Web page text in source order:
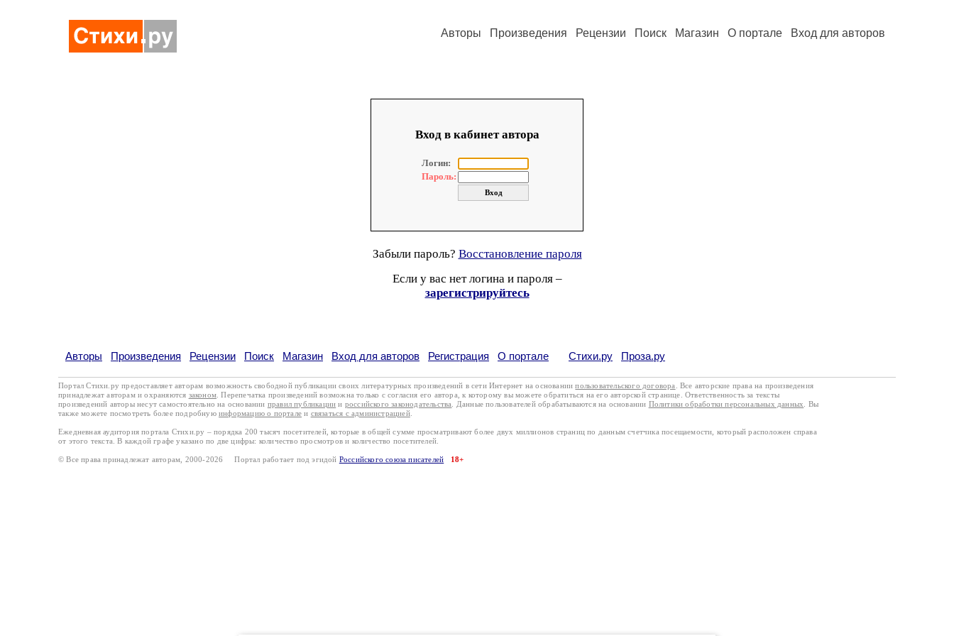
Авторы Произведения Рецензии Поиск Магазин О портале Вход для авторов
Вход в кабинет автора
Логин:
Пароль:
Забыли пароль? Восстановление пароля
Если у вас нет логина и пароля –
зарегистрируйтесь
Авторы Произведения Рецензии Поиск Магазин Вход для авторов Регистрация О портале Стихи.ру Проза.ру
Портал Стихи.ру предоставляет авторам возможность свободной публикации своих литературных произведений в сети Интернет на основаниипользовательского договора
. Все авторские права на произведения
принадлежат авторам и охраняются законом . Перепечатка произведений возможна только с согласия его автора, к которому вы можете обратиться на его авторской странице. Ответственность за тексты
произведений авторы несут самостоятельно на основании правил публикации и российского законодательства . Данные пользователей обрабатываются на основании Политики обработки персональных данных
. Вы
также можете посмотреть более подробную информацию о портале и связаться с администрацией.
Ежедневная аудитория портала Стихи.ру – порядка 200 тысяч посетителей, которые в общей сумме просматривают более двух миллионов страниц по данным счетчика посещаемости, который расположен справа
от этого текста. В каждой графе указано по две цифры: количество просмотров и количество посетителей.
© Все права принадлежат авторам, 2000-2026 Портал работает под эгидой Российского союза писателей 18+